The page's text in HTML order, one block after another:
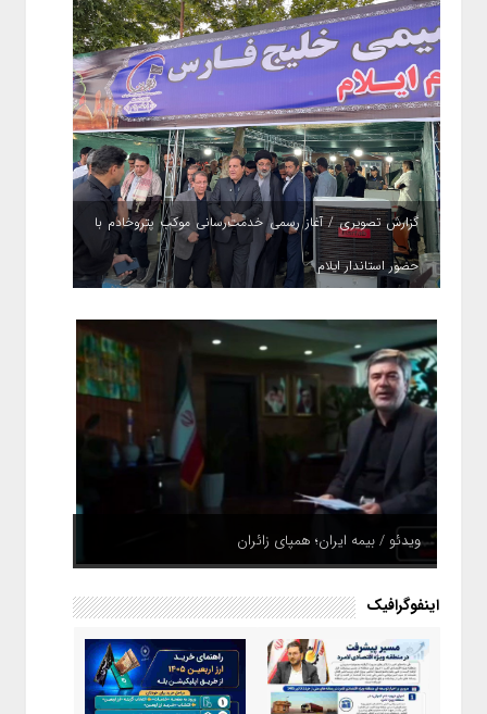
گزارش تصویری / آغاز رسمی خدمت‌رسانی موکب پتروخادم با
حضور استاندار ایلام
ویدئو / بیمه ایران؛ همپای زائران
اینفوگرافیک